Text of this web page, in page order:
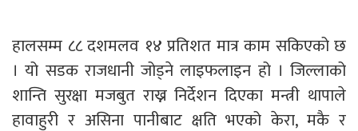
हालसम्म ८८ दशमलव १४ प्रतिशत मात्र काम सकिएको छ
। यो सडक राजधानी जोड्ने लाइफलाइन हो । जिल्लाको
शान्ति सुरक्षा मजबुत राख्न निर्देशन दिएका मन्त्री थापाले
हावाहुरी र असिना पानीबाट क्षति भएको केरा, मकै र